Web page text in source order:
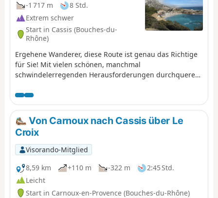
-1 717 m
8 Std.
Extrem schwer
Start in Cassis (Bouches-du-
Rhône)
Ergehene Wanderer, diese Route ist genau das Richtige
für Sie! Mit vielen schönen, manchmal
schwindelerregenden Herausforderungen durchqueren
Marseille von Ost nach West. Mit herrlichen Ausblicken:
Cap Canaille, dann die zahlreichen Calanques, darunter
die grün-blaue Calanque de Sugiton. Die kleinen Häfen
von Callelongue und Les Goudes heißen Sie willkommen,
bevor Sie nach vielen Kilometern den schwierigen
Aufstieg zum Col de Béouveyre in Angriff nehmen. Sie
befinden sich im Nationalpark Calanques, der
besonderen Vorschriften unterliegt. Bei Nichteinhaltung
dieser Vorschriften droht Ihnen eine Geldstrafe von bis
zu 1500 €.
Von Carnoux nach Cassis über Le
Croix
Visorando-Mitglied
8,59 km
+110 m -322 m
2:45 Std.
Leicht
Start in Carnoux-en-Provence (Bouches-du-Rhône)